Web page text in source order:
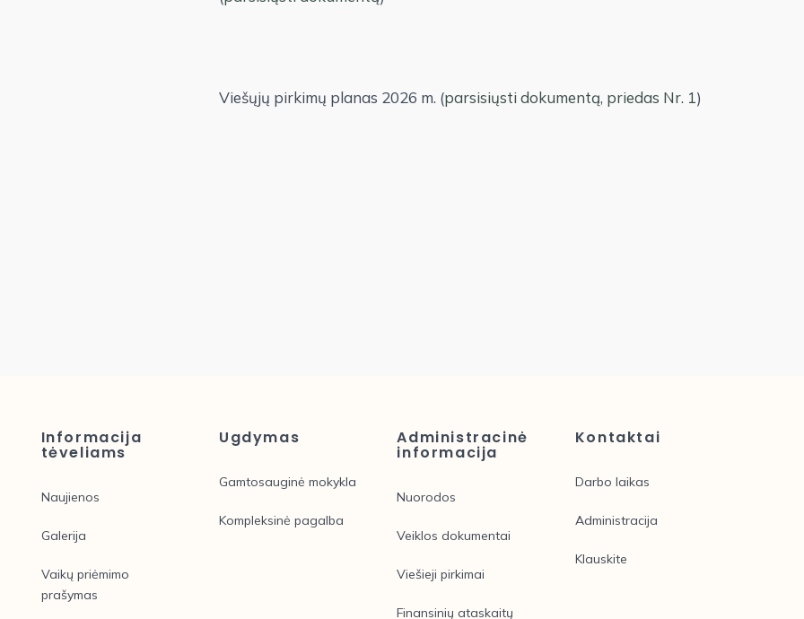
Viešųjų pirkimų planas 2026 m. (parsisiųsti dokumentą, priedas Nr. 1)
Informacija
tėveliams
Naujienos
Galerija
Vaikų priėmimo
prašymas
Ugdymas
Gamtosauginė mokykla
Kompleksinė pagalba
Administracinė
informacija
Nuorodos
Veiklos dokumentai
Viešieji pirkimai
Finansinių ataskaitų
Kontaktai
Darbo laikas
Administracija
Klauskite